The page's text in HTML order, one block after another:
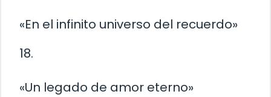
«En el infinito universo del recuerdo»
18.
«Un legado de amor eterno»